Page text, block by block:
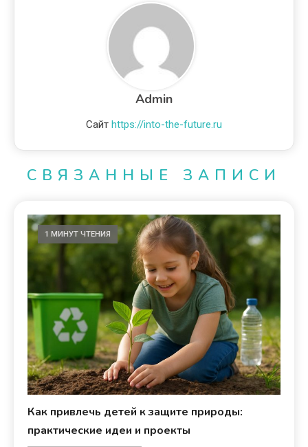
Admin
Сайт https://into-the-future.ru
СВЯЗАННЫЕ ЗАПИСИ
1 МИНУТ ЧТЕНИЯ
Как привлечь детей к защите природы:
практические идеи и проекты